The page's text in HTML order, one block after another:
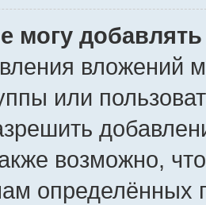
могу
вложений
или
возможно,
определённых